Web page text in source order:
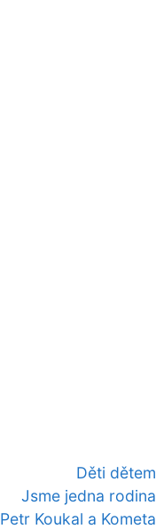
Děti dětem
Jsme jedna rodina
Petr Koukal a Kometa